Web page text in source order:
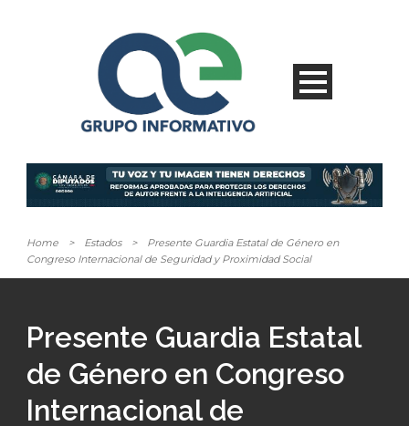
Home > Estados >
Presente Guardia Estatal de Género en
Congreso Internacional de Seguridad y Proximidad Social
Presente Guardia Estatal
de Género en Congreso
Internacional de